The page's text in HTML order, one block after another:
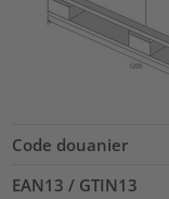
Code douanier
EAN13 / GTIN13